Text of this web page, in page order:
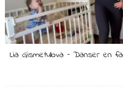
Lia Gismetullova – Danser en